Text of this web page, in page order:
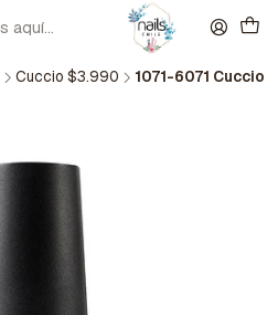
Cuccio $3.990 1071-6071 Cuccio